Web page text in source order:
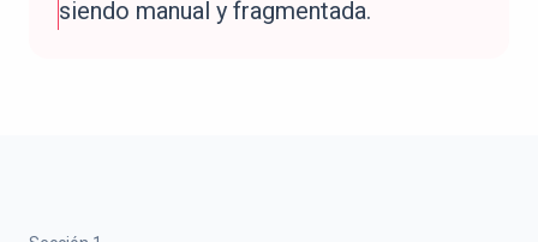
siendo manual y fragmentada.